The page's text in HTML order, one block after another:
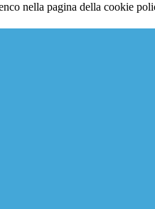
nella pagina della cookie